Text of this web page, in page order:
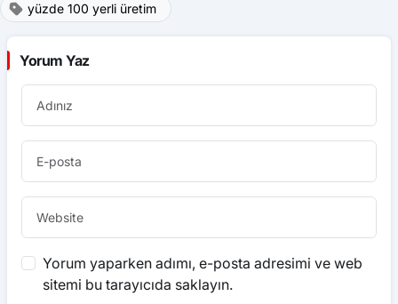
yüzde 100 yerli üretim
Yorum Yaz
Yorum yaparken adımı, e-posta adresimi ve web
sitemi bu tarayıcıda saklayın.